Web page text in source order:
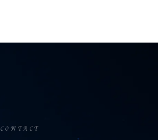
CONTACT